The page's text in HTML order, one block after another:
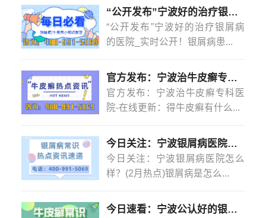
花斑癣是一种皮肤病，患者要注意自己的饮食，不能
吃辛辣刺激性的食物，这类食物会刺激到患者的皮肤，而
且还会刺激到病症，导致疾病加重，所以要注意。
“公开发布”宁波好的治疗银屑病的医院_实时公开！银屑病患者能吃菠萝蜜吗？
“公开发布”宁波好的治疗银屑病
的医院_实时公开！银屑病患...
官方发布：宁波治牛皮癣专科医院-在线更新：得牛皮癣有什么忌口的吗？
官方发布：宁波治牛皮癣专科医
院-在线更新：得牛皮癣有什么...
今日关注：宁波银屑病医院怎么样？(2月热点)银屑病是怎么染上的？
今日关注：宁波银屑病医院怎么
样？(2月热点)银屑病是怎么...
今日速看：宁波公认好的银屑病医院(口碑排名)治疗牛皮癣可以不吃药不打针吗？